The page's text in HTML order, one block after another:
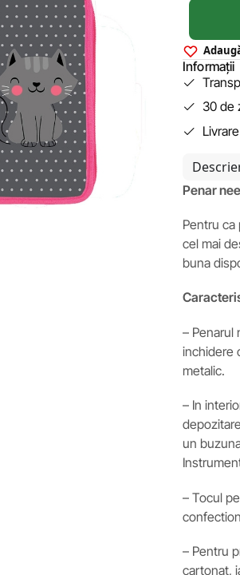
Informații
30 de
Penar
Pentru ca
cel mai
buna
– Penarul
inchidere
metalic.
– In
un
– Tocul
– Pentru
cartonat,